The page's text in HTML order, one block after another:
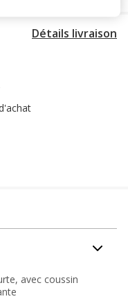
Détails livraison
avec coussin